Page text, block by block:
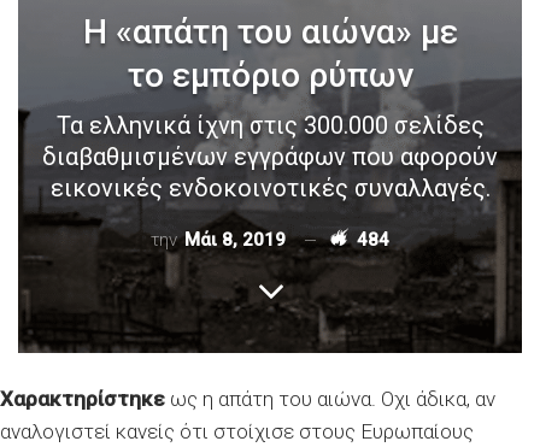
Η «απάτη του αιώνα» με
το εμπόριο ρύπων
Τα ελληνικά ίχνη στις 300.000 σελίδες
διαβαθμισμένων εγγράφων που αφορούν
εικονικές ενδοκοινοτικές συναλλαγές.
τηνΜάι 8, 2019 484
Χαρακτηρίστηκε ως η απάτη του αιώνα. Οχι άδικα, αν
αναλογιστεί κανείς ότι στοίχισε στους Ευρωπαίους